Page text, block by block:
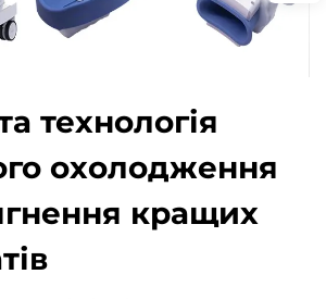
технологія
охолодження
кращих